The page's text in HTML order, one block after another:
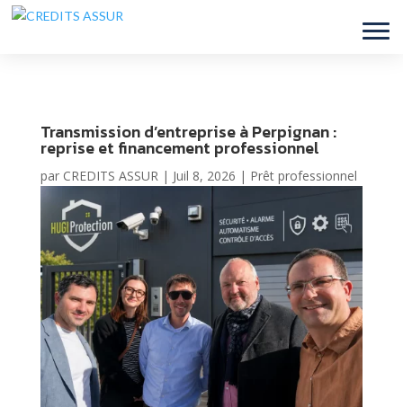
Transmission d’entreprise à Perpignan :
reprise et financement professionnel
par CREDITS ASSUR| Juil 8, 2026 | Prêt professionnel